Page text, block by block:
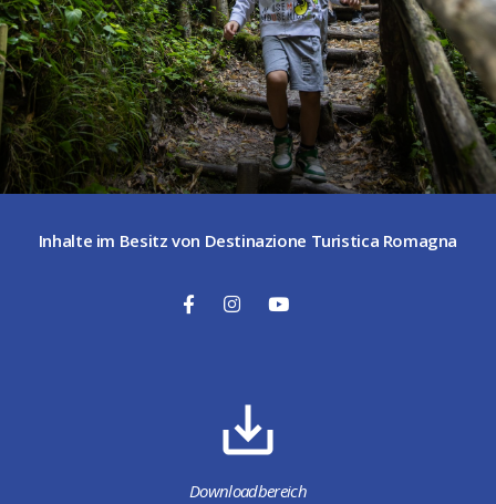
Inhalte im Besitz von Destinazione Turistica Romagna
Downloadbereich